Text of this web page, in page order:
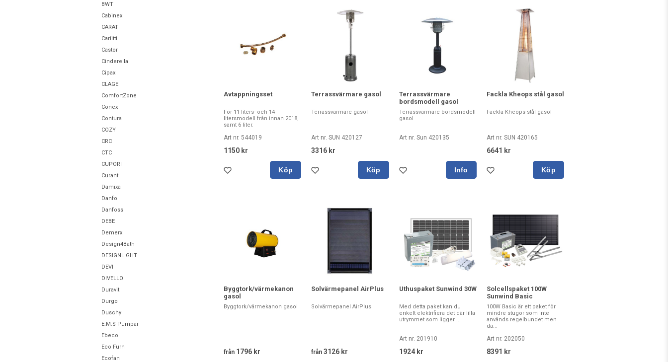
BWT
Cabinex
CARAT
Cariitti
Castor
Cinderella
Cipax
CLAGE
ComfortZone
Conex
Contura
COZY
CRC
CTC
CUPORI
Curant
Damixa
Danfo
Danfoss
DEBE
Demerx
Design4Bath
DESIGNLIGHT
DEVI
DIVELLO
Duravit
Durgo
Duschy
E.M.S Pumpar
Ebeco
Eco Furn
Ecofan
Avtappningsset
För 11 liters- och 14
litersmodell från innan 2018,
samt 6 liter.
Art nr. 544019
1150 kr
Köp
Terrassvärmare gasol
Terrassvärmare gasol
Art nr. SUN 420127
3316 kr
Köp
Terrassvärmare
bordsmodell gasol
Terrassvärmare bordsmodell
gasol
Art nr. Sun 420135
Fackla Kheops stål gasol
Fackla Kheops stål gasol
Art nr. SUN 420165
6641 kr
Köp
Byggtork/värmekanon
gasol
Byggtork/värmekanon gasol
från 1796 kr
Solvärmepanel AirPlus
Solvärmepanel AirPlus
från 3126 kr
Uthuspaket Sunwind 30W
Med detta paket kan du
enkelt elektrifiera det där lilla
utrymmet som ligger ...
Art nr. 201910
1924 kr
Solcellspaket 100W
Sunwind Basic
100W Basic är ett paket för
mindre stugor som inte
används regelbundet men
dä...
Art nr. 202050
8391 kr